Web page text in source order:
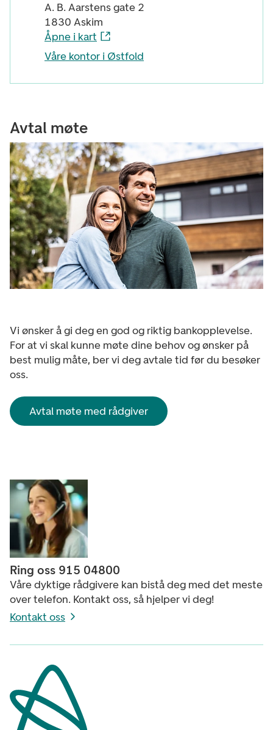
A. B. Aarstens gate 2
1830 Askim
Åpne i kart
Våre kontor i Østfold
Avtal møte
Vi ønsker å gi deg en god og riktig bankopplevelse.
For at vi skal kunne møte dine behov og ønsker på
best mulig måte, ber vi deg avtale tid før du besøker
oss.
Avtal møte med rådgiver
Ring oss 915 04800
Våre dyktige rådgivere kan bistå deg med det meste
over telefon. Kontakt oss, så hjelper vi deg!
Kontakt oss